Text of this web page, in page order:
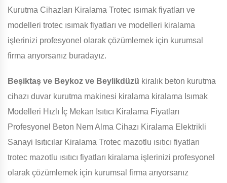
Kurutma Cihazları Kiralama Trotec ısımak fiyatları ve
modelleri trotec ısımak fiyatları ve modelleri kiralama
işlerinizi profesyonel olarak çözümlemek için kurumsal
firma arıyorsanız buradayız.
Beşiktaş ve Beykoz ve Beylikdüzü kiralık beton kurutma
cihazı duvar kurutma makinesi kiralama kiralama Isımak
Modelleri Hızlı İç Mekan Isıtıcı Kiralama Fiyatları
Profesyonel Beton Nem Alma Cihazı Kiralama Elektrikli
Sanayi Isıtıcılar Kiralama Trotec mazotlu ısıtıcı fiyatları
trotec mazotlu ısıtıcı fiyatları kiralama işlerinizi profesyonel
olarak çözümlemek için kurumsal firma arıyorsanız